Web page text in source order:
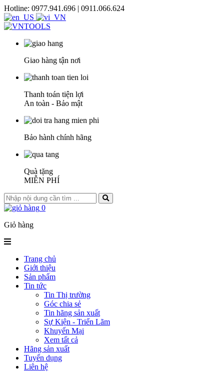
Hotline: 0977.941.696 | 0911.066.624
Giao hàng tận nơi
Thanh toán tiện lợi
An toàn - Bảo mật
Bảo hành chính hãng
Quà tặng
MIỄN PHÍ
0
Giỏ hàng
Trang chủ
Giới thiệu
Sản phẩm
Tin tức
Tin Thị trường
Góc chia sẻ
Tin hãng sản xuất
Sự Kiện - Triển Lãm
Khuyến Mại
Xem tất cả
Hãng sản xuất
Tuyển dụng
Liên hệ